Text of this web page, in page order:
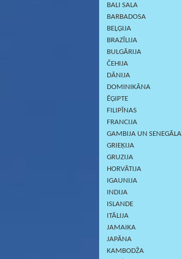
BALI SALA
BARBADOSA
BEĻĢIJA
BRAZĪLIJA
BULGĀRIJA
ČEHIJA
DĀNIJA
DOMINIKĀNA
ĒĢIPTE
FILIPĪNAS
FRANCIJA
GAMBIJA UN SENEGĀLA
GRIEĶIJA
GRUZIJA
HORVĀTIJA
IGAUNIJA
INDIJA
ISLANDE
ITĀLIJA
JAMAIKA
JAPĀNA
KAMBODŽA